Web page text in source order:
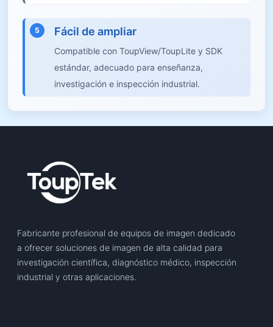
5 Fácil de ampliar
Compatible con ToupView/ToupLite y SDK
estándar, adecuado para enseñanza,
investigación e inspección industrial.
Fabricante profesional de equipos de imagen dedicado
a ofrecer soluciones de imagen de alta calidad para
investigación científica, diagnóstico médico, inspección
industrial y otras aplicaciones.